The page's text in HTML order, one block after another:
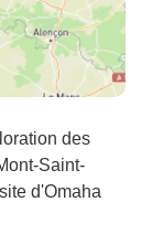
des
Saint-
d'Omaha